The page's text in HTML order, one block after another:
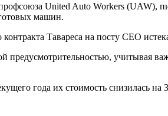
United Auto Workers (UAW),
машин.
Тавареса на посту CEO
предусмотрительностью, учитывая
года их стоимость снизилась на